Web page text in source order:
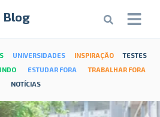
Blog
UNIVERSIDADES INSPIRAÇÃO
TESTES
ESTUDAR FORA
TRABALHAR FORA
NOTÍCIAS